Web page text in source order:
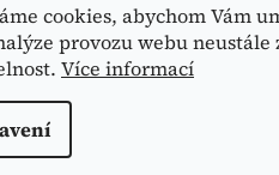
cookies, abychom Vám
provozu webu
Více informací
Chci
Zásady zpracování